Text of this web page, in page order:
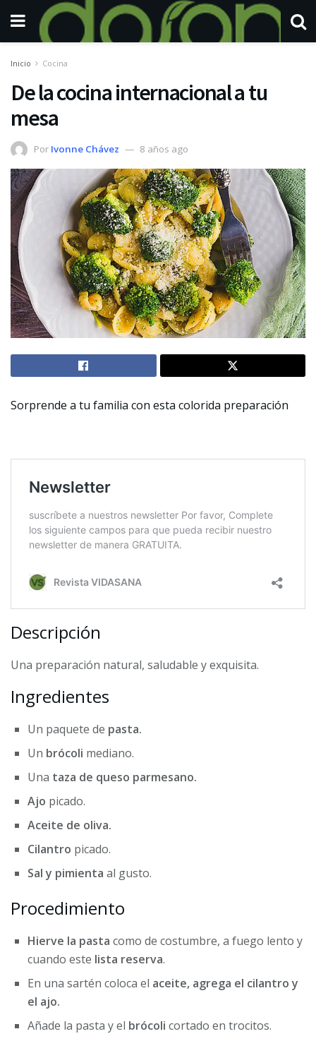
Inicio Cocina
De la cocina internacional a tu
mesa
Por Ivonne Chávez 8 años ago
Sorprende a tu familia con esta colorida preparación
Descripción
Una preparación natural, saludable y exquisita.
Ingredientes
Un paquete de pasta.
Un brócoli mediano.
Una taza de queso parmesano.
Ajo picado.
Aceite de oliva.
Cilantro picado.
Sal y pimienta al gusto.
Procedimiento
Hierve la pasta como de costumbre, a fuego lento y
cuando este lista reserva.
En una sartén coloca el aceite, agrega el cilantro y
el ajo.
Añade la pasta y el brócoli cortado en trocitos.